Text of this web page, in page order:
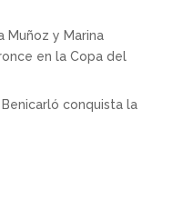
Muñoz y Marina
en la Copa del
conquista la